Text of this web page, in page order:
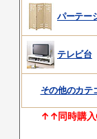
パーテー
テレビ台
その他のカテ
↑↑同時購